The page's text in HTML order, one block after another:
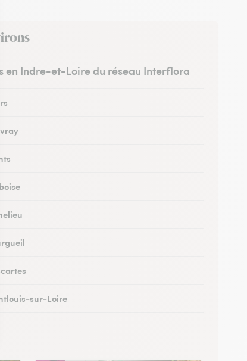
en Indre-et-Loire du réseau Interflora
sur-Loire